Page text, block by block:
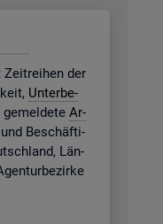
Zeit­rei­hen der
Un­ter­be­
ge­mel­de­teAr­
und Be­schäf­ti­
Län­